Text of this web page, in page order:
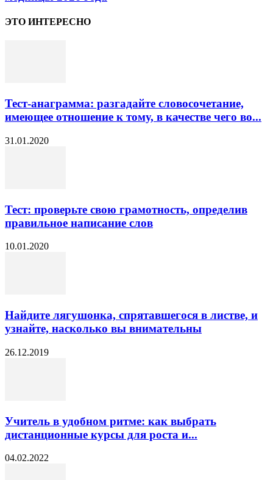
ЭТО ИНТЕРЕСНО
Тест-анаграмма: разгадайте словосочетание,
имеющее отношение к тому, в качестве чего во...
31.01.2020
Тест: проверьте свою грамотность, определив
правильное написание слов
10.01.2020
Найдите лягушонка, спрятавшегося в листве, и
узнайте, насколько вы внимательны
26.12.2019
Учитель в удобном ритме: как выбрать
дистанционные курсы для роста и...
04.02.2022